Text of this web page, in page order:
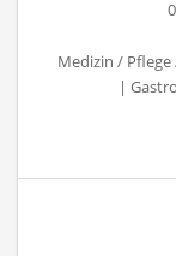
Medizin /
|